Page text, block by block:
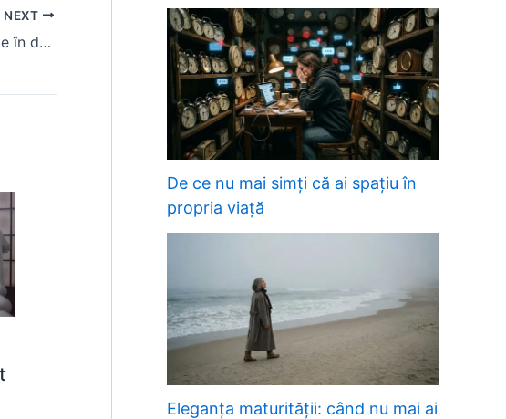
NEXT
Serialul turcesc “Aziz” va începe în data de 8 ianuarie la Kanal D
De ce nu mai simți că ai spațiu în
propria viață
Eleganța maturității: când nu mai ai